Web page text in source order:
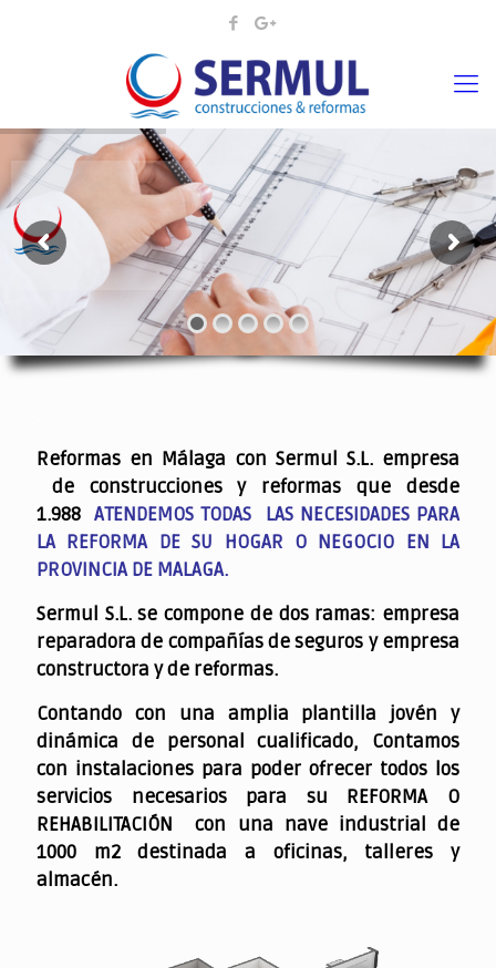
¡¡DAMOS VIDA A SUS
Reformas en Málaga con Sermul S.L. empresa
de construcciones y reformas que desde
1.988ATENDEMOS TODAS LAS NECESIDADES PARA
LA REFORMA DE SU HOGAR O NEGOCIO EN LA
PROVINCIA DE MALAGA.
Sermul S.L. se compone de dos ramas: empresa
reparadora de compañías de seguros y empresa
constructora y de reformas.
Contando con una amplia plantilla jovén y
dinámica de personal cualificado, Contamos
con instalaciones para poder ofrecer todos los
servicios necesarios para su REFORMA O
REHABILITACIÓN con una nave industrial de
1000 m2 destinada a oficinas, talleres y
almacén.